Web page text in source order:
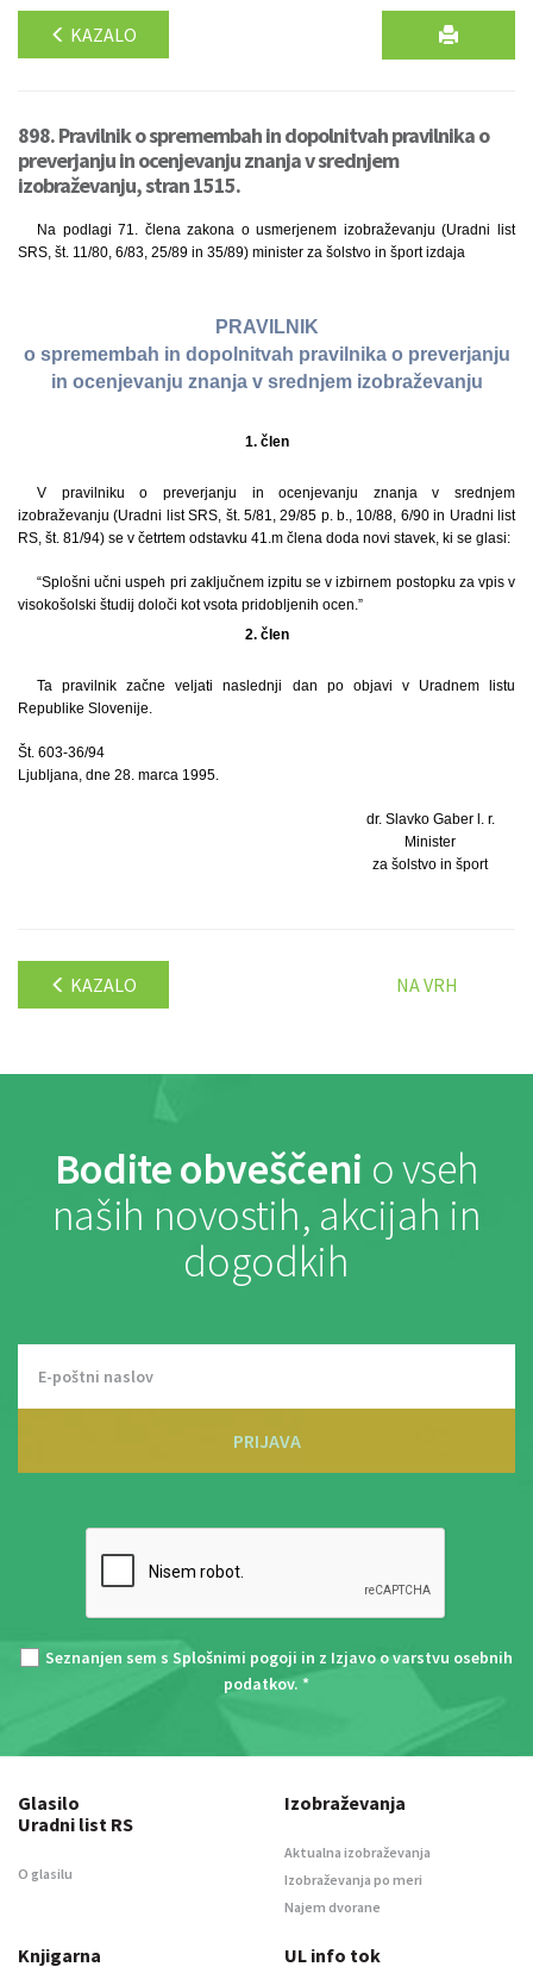
KAZALO
898. Pravilnik o spremembah in dopolnitvah pravilnika o
preverjanju in ocenjevanju znanja v srednjem
izobraževanju, stran 1515.
Na podlagi 71. člena zakona o usmerjenem izobraževanju (Uradni list
SRS, št. 11/80, 6/83, 25/89 in 35/89) minister za šolstvo in šport izdaja
PRAVILNIK
o spremembah in dopolnitvah pravilnika o preverjanju
in ocenjevanju znanja v srednjem izobraževanju
1. člen
V pravilniku o preverjanju in ocenjevanju znanja v srednjem
izobraževanju (Uradni list SRS, št. 5/81, 29/85 p. b., 10/88, 6/90 in Uradni list
RS, št. 81/94) se v četrtem odstavku 41.m člena doda novi stavek, ki se glasi:
“Splošni učni uspeh pri zaključnem izpitu se v izbirnem postopku za vpis v
visokošolski študij določi kot vsota pridobljenih ocen.”
2. člen
Ta pravilnik začne veljati naslednji dan po objavi v Uradnem listu
Republike Slovenije.
Št. 603-36/94
Ljubljana, dne 28. marca 1995.
dr. Slavko Gaber l. r.
Minister
za šolstvo in šport
KAZALO NA VRH
Bodite obveščeni o vseh
naših novostih, akcijah in
dogodkih
PRIJAVA
Seznanjen sem s Splošnimi pogoji in z Izjavo o varstvu osebnih
podatkov. *
Glasilo
Uradni list RS
O glasilu
Izobraževanja
Aktualna izobraževanja
Izobraževanja po meri
Najem dvorane
Knjigarna UL info tok